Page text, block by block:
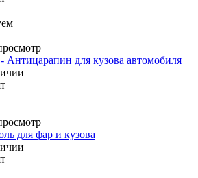
Антицарапин для кузова автомобиля
для фар и кузова